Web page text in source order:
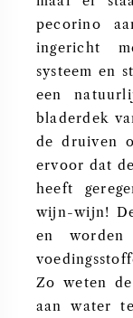
NAPA
PIEMONTE
RHONE
CHABLIS
ALLE
pecorino
ingericht
systeem en
een
bladerdek
de druiven
ervoor dat
heeft
wijn-wijn!
en worden
Zo weten
aan water